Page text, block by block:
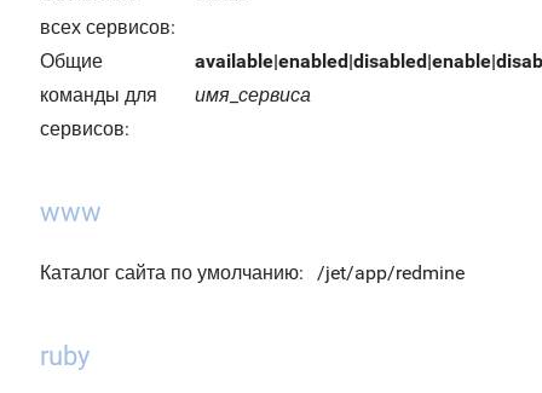
всех сервисов:
Общие
команды для
сервисов:
имя_сервиса
www
Каталог сайта по умолчанию: /jet/app/redmine
ruby